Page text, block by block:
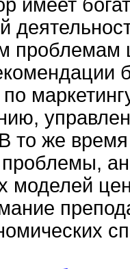
имеет
проблемам
то же
моделей